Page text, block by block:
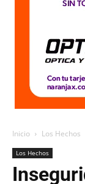
Inicio Los Hechos
Los Hechos